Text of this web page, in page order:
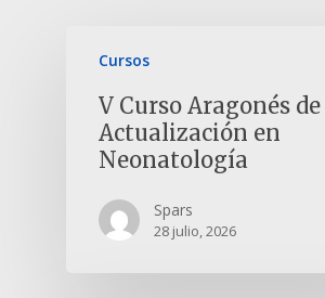
Cursos
V Curso Aragonés de
Actualización en
Neonatología
Spars
28 julio, 2026